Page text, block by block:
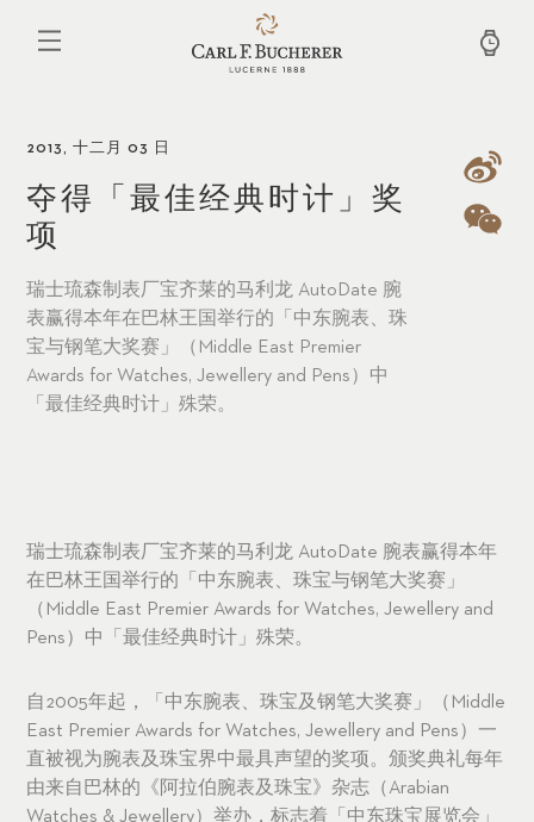
2013, 十二月 03 日
夺得「最佳经典时计」奖
项
瑞士琉森制表厂宝齐莱的马利龙 AutoDate 腕
表赢得本年在巴林王国举行的「中东腕表、珠
宝与钢笔大奖赛」（Middle East Premier
Awards for Watches, Jewellery and Pens）中
「最佳经典时计」殊荣。
瑞士琉森制表厂宝齐莱的马利龙 AutoDate 腕表赢得本年
在巴林王国举行的「中东腕表、珠宝与钢笔大奖赛」
（Middle East Premier Awards for Watches, Jewellery and
Pens）中「最佳经典时计」殊荣。
自2005年起，「中东腕表、珠宝及钢笔大奖赛」（Middle
East Premier Awards for Watches, Jewellery and Pens）一
直被视为腕表及珠宝界中最具声望的奖项。颁奖典礼每年
由来自巴林的《阿拉伯腕表及珠宝》杂志（Arabian
Watches & Jewellery）举办，标志着「中东珠宝展览会」